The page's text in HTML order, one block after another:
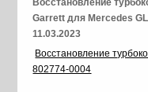
Восстановление
Garrett для Mercedes
11.03.2023
Восстановление
802774-0004